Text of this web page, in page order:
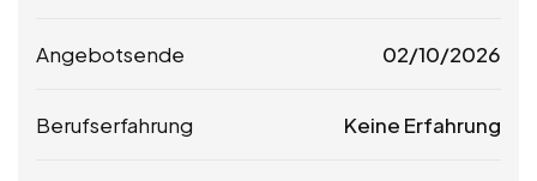
Angebotsende 02/10/2026
Berufserfahrung Keine Erfahrung